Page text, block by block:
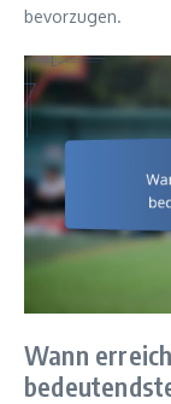
bevorzugen.
Wann